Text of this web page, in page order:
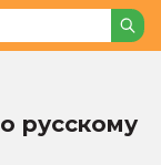
русскому